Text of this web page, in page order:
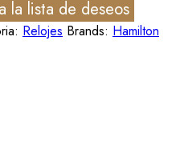
la lista de deseos
Relojes Brands: Hamilton